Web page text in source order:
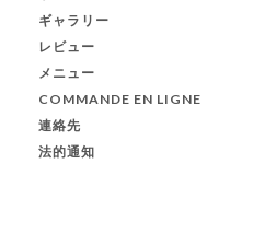
ギャラリー
レビュー
メニュー
COMMANDE EN LIGNE
連絡先
法的通知